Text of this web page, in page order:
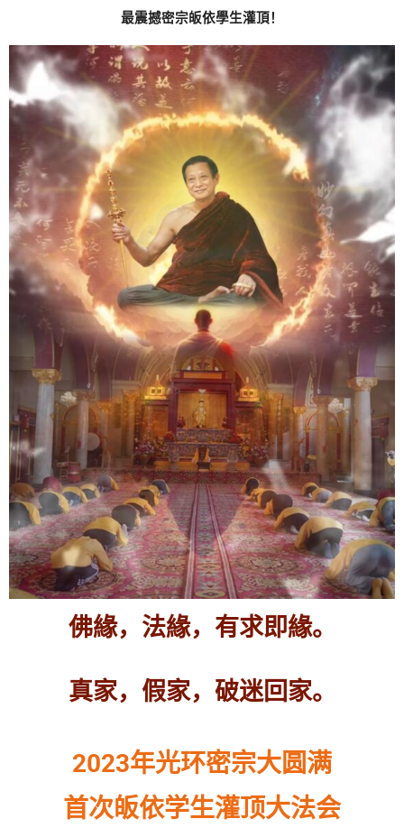
容
最震撼密宗皈依學生灌頂！
佛緣，法緣，有求即緣。
真家，假家，破迷回家。
2023年光环密宗大圆满
首次皈依学生灌顶大法会